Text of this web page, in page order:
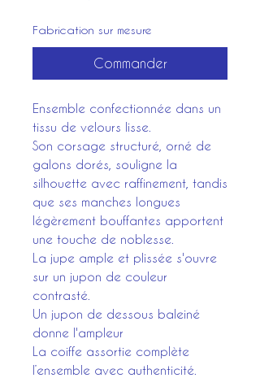
Fabrication sur mesure
Commander
Ensemble confectionnée dans un
tissu de velours lisse.
Son corsage structuré, orné de
galons dorés, souligne la
silhouette avec raffinement, tandis
que ses manches longues
légèrement bouffantes apportent
une touche de noblesse.
La jupe ample et plissée s'ouvre
sur un jupon de couleur
contrasté.
Un jupon de dessous baleiné
donne l'ampleur
La coiffe assortie complète
l’ensemble avec authenticité.